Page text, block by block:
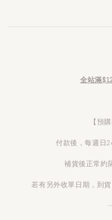
全站滿
【預
付款後，每週日
補貨後正常約
若有另外收單日期，到